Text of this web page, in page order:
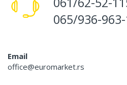
065/936-963-
Email
office@euromarket.rs